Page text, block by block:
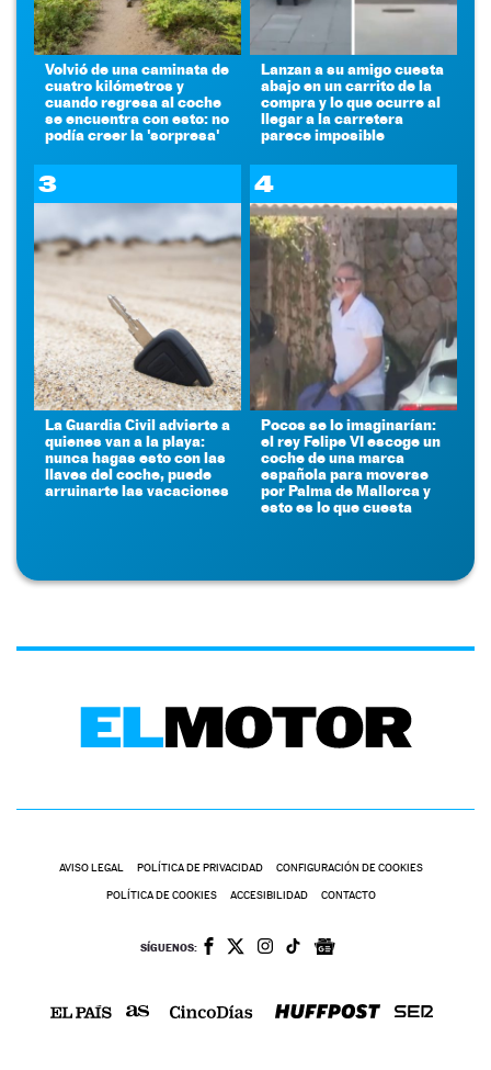
Volvió de una caminata de
cuatro kilómetros y
cuando regresa al coche
se encuentra con esto: no
podía creer la 'sorpresa'
Lanzan a su amigo cuesta
abajo en un carrito de la
compra y lo que ocurre al
llegar a la carretera
parece imposible
3
La Guardia Civil advierte a
quienes van a la playa:
nunca hagas esto con las
llaves del coche, puede
arruinarte las vacaciones
4
Pocos se lo imaginarían:
el rey Felipe VI escoge un
coche de una marca
española para moverse
por Palma de Mallorca y
esto es lo que cuesta
AVISO LEGAL POLÍTICA DE PRIVACIDAD CONFIGURACIÓN DE COOKIES
POLÍTICA DE COOKIES ACCESIBILIDAD CONTACTO
SÍGUENOS: